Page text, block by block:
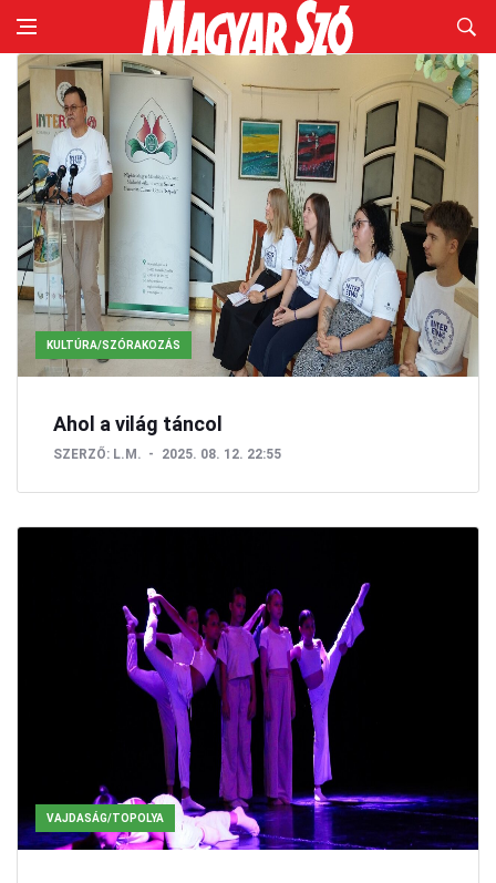
KULTÚRA/SZÓRAKOZÁS
Ahol a világ táncol
SZERZŐ: L.M. 2025. 08. 12. 22:55
VAJDASÁG/TOPOLYA